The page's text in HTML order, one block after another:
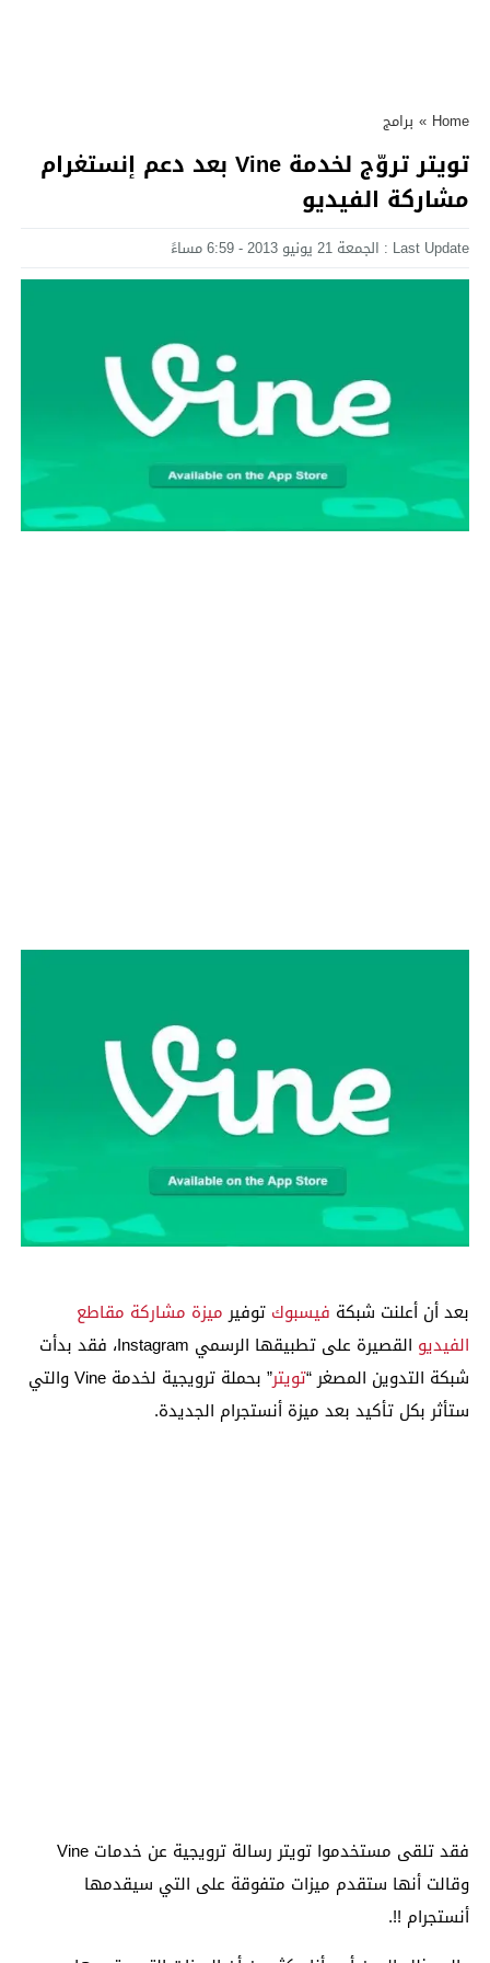
Home
» برامج
تويتر تروّج لخدمة Vine بعد دعم إنستغرام
مشاركة الفيديو
Last Update : الجمعة 21 يونيو 2013 - 6:59 مساءً
بعد أن أعلنت شبكة فيسبوك توفيرميزة مشاركة مقاطع
الفيديو
القصيرة على تطبيقها الرسمي Instagram، فقد بدأت
شبكة التدوين المصغر “تويتر
” بحملة ترويجية لخدمة Vine والتي
ستأثر بكل تأكيد بعد ميزة أنستجرام الجديدة.
فقد تلقى مستخدموا تويتر رسالة ترويجية عن خدمات Vine
وقالت أنها ستقدم ميزات متفوقة على التي سيقدمها
أنستجرام !!.